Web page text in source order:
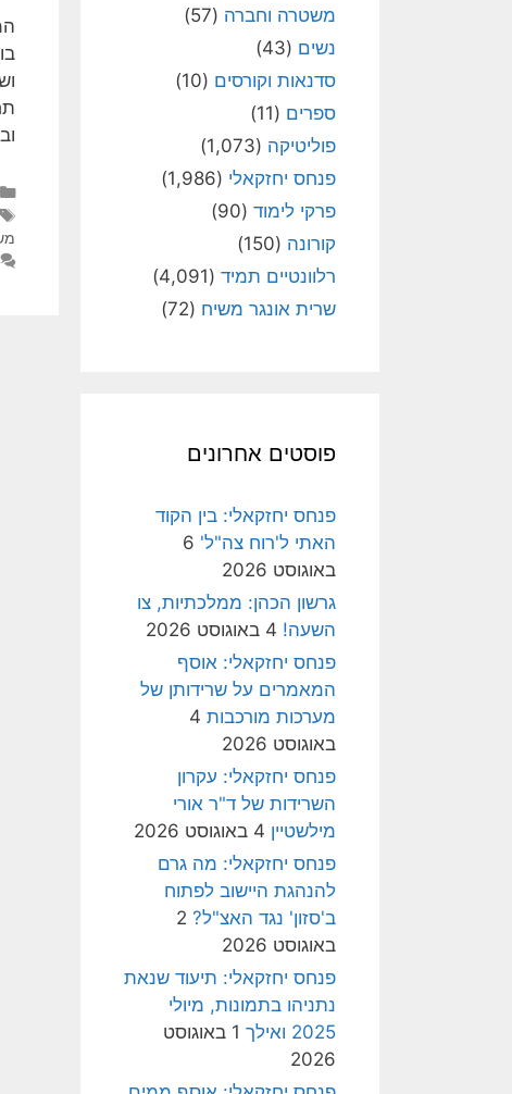
משטרה וחברה (57)
נשים (43)
סדנאות וקורסים (10)
ספרים (11)
פוליטיקה (1,073)
פנחס יחזקאלי (1,986)
פרקי לימוד (90)
קורונה (150)
רלוונטיים תמיד (4,091)
שרית אונגר משיח (72)
פוסטים אחרונים
פנחס יחזקאלי: בין הקוד
האתי ל'רוח צה"ל' 6
באוגוסט 2026
גרשון הכהן: ממלכתיות, צו
השעה! 4 באוגוסט 2026
פנחס יחזקאלי: אוסף
המאמרים על שרידותן של
מערכות מורכבות 4
באוגוסט 2026
פנחס יחזקאלי: עקרון
השרידות של ד"ר אורי
מילשטיין 4 באוגוסט 2026
פנחס יחזקאלי: מה גרם
להנהגת היישוב לפתוח
ב'סזון' נגד האצ"ל? 2
באוגוסט 2026
פנחס יחזקאלי: תיעוד שנאת
נתניהו בתמונות, מיולי
2025 ואילך
1 באוגוסט
2026